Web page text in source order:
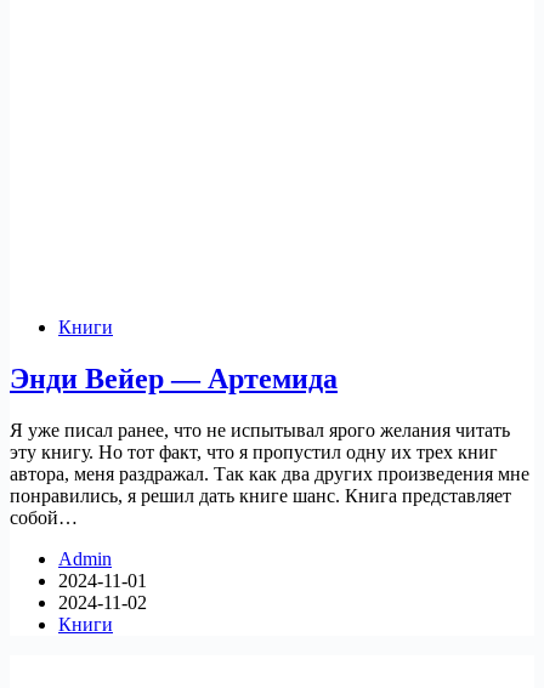
Книги
Энди Вейер — Артемида
Я уже писал ранее, что не испытывал ярого желания читать
эту книгу. Но тот факт, что я пропустил одну их трех книг
автора, меня раздражал. Так как два других произведения мне
понравились, я решил дать книге шанс. Книга представляет
собой…
Admin
2024-11-01
2024-11-02
Книги